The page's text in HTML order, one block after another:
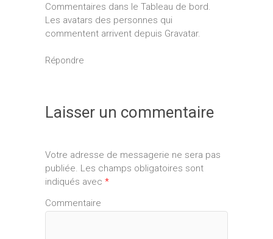
Commentaires dans le Tableau de bord.
Les avatars des personnes qui
commentent arrivent depuis Gravatar.
Répondre
Laisser un commentaire
Votre adresse de messagerie ne sera pas
publiée. Les champs obligatoires sont
indiqués avec *
Commentaire